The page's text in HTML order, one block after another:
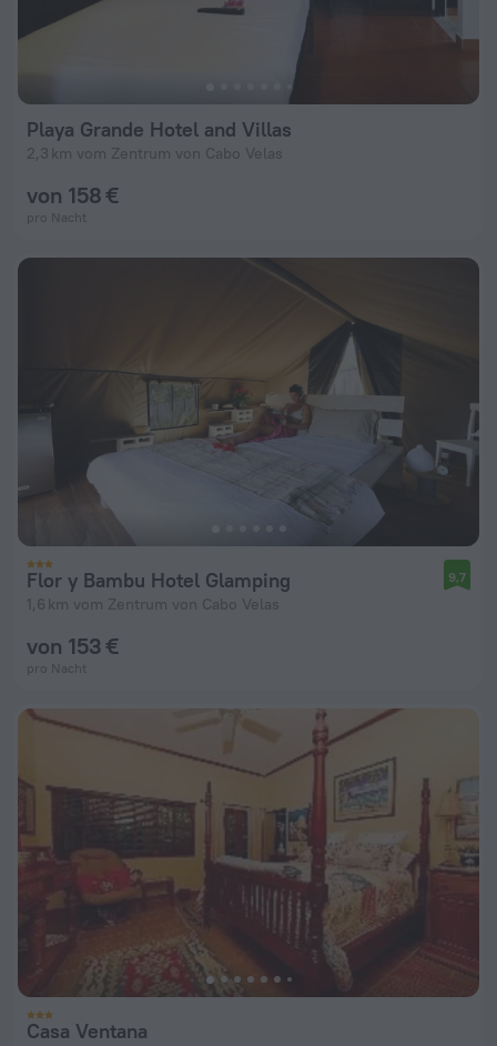
Playa Grande Hotel and Villas
2,3 km vom Zentrum von Cabo Velas
von 158 €
pro Nacht
Flor y Bambu Hotel Glamping
1,6 km vom Zentrum von Cabo Velas
9,7
von 153 €
pro Nacht
Casa Ventana